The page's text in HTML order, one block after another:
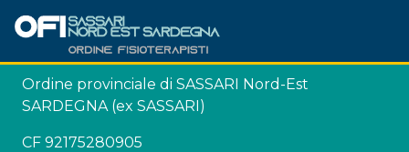
Ordine provinciale di SASSARI Nord-Est
SARDEGNA (ex SASSARI)
CF 92175280905